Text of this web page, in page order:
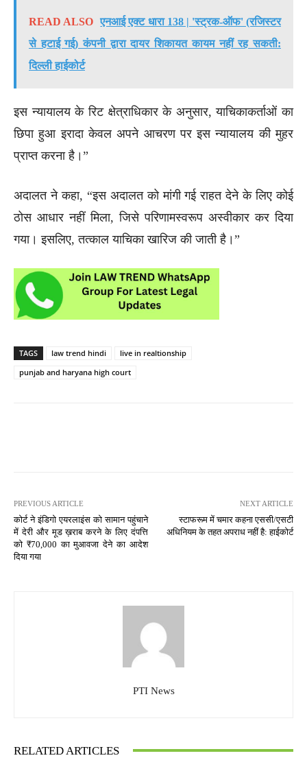
READ ALSO
एनआई एक्ट धारा 138 | 'स्ट्रक-ऑफ' (रजिस्टर
से हटाई गई) कंपनी द्वारा दायर शिकायत कायम नहीं रह सकती:
दिल्ली हाईकोर्ट
इस न्यायालय के रिट क्षेत्राधिकार के अनुसार, याचिकाकर्ताओं का
छिपा हुआ इरादा केवल अपने आचरण पर इस न्यायालय की मुहर
प्राप्त करना है।”
अदालत ने कहा, “इस अदालत को मांगी गई राहत देने के लिए कोई
ठोस आधार नहीं मिला, जिसे परिणामस्वरूप अस्वीकार कर दिया
गया। इसलिए, तत्काल याचिका खारिज की जाती है।”
TAGS law trend hindi
live in realtionship
punjab and haryana high court
PREVIOUS ARTICLE
कोर्ट ने इंडिगो एयरलाइंस को सामान पहुंचाने
में देरी और मूड ख़राब करने के लिए दंपत्ति
को ₹70,000 का मुआवजा देने का आदेश
दिया गया
NEXT ARTICLE
स्टाफरूम में चमार कहना एससी/एसटी
अधिनियम के तहत अपराध नहीं है: हाईकोर्ट
PTI News
RELATED ARTICLES